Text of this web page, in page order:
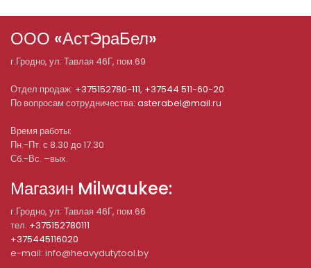
ООО «АстЭраБел»
г.Гродно, ул. Тавлая 46Г, пом.69
Отдел продаж: +375152780-111, +37544 511-60-20
По вопросам сотрудничества: asterabel@mail.ru
Время работы:
Пн.-Пт. с 8.30 до 17.30
Сб.-Вс. –вых.
Магазин Milwaukee:
г.Гродно, ул. Тавлая 46Г, пом.66
тел. +375152780111
+375445116020
e-mail: info@heavydutytool.by